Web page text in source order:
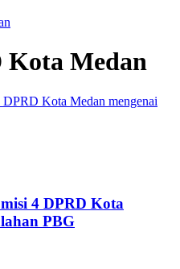
Kota Medan
4 DPRD Kota
PBG